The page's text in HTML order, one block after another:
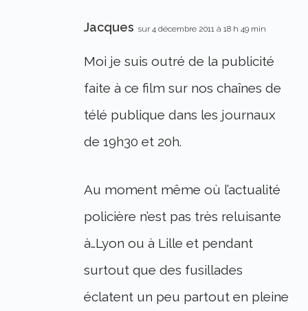
Jacques sur 4 décembre 2011 à 18 h 49 min
Moi je suis outré de la publicité
faite à ce film sur nos chaînes de
télé publique dans les journaux
de 19h30 et 20h.
Au moment même où l’actualité
policière n’est pas très reluisante
à…Lyon ou à Lille et pendant
surtout que des fusillades
éclatent un peu partout en pleine